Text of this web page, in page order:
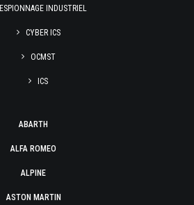
ESPIONNAGE INDUSTRIEL
CYBER ICS
OCMST
ICS
ABARTH
ALFA ROMEO
ALPINE
ASTON MARTIN